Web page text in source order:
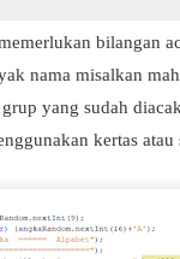
bilangan
nama misalkan
grup yang sudah
kertas atau